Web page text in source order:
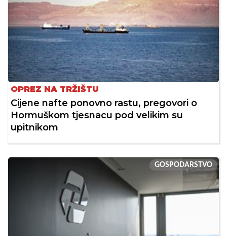
OPREZ NA TRŽIŠTU
Cijene nafte ponovno rastu, pregovori o
Hormuškom tjesnacu pod velikim su
upitnikom
GOSPODARSTVO